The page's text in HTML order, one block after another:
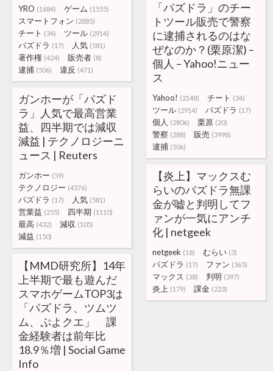
YRO (1684) ゲーム (1555)
スマートフォン (2885)
チート (34) ツール (2914)
パズドラ (17) 人気 (581)
著作権 (424) 販売者 (8)
逮捕 (506) 違反 (471)
「パズドラ」のチー
トツール販売で警察
に逮捕されるのはな
ぜなのか？(栗原潔) –
個人 – Yahoo!ニュー
ス
Yahoo! (2148) チート (34)
ツール (2914) パズドラ (17)
個人 (2806) 栗原 (20)
警察 (288) 販売 (3998)
逮捕 (506)
ガンホーが「パズド
ラ」人気で最高営業
益、四半期では減収
減益 | テクノロジーニ
ュース | Reuters
ガンホー (59)
テクノロジー (4376)
パズドラ (17) 人気 (581)
営業益 (255) 四半期 (1110)
最高 (432) 減収 (105)
減益 (150)
【炎上】マックスむ
らいのパズドラ無課
金が嘘と判明してフ
ァンが一気にアンチ
化 | netgeek
netgeek (18) むらい (3)
パズドラ (17) ファン (365)
マックス (38) 判明 (397)
炎上 (179) 課金 (223)
【MMD研究所】14年
上半期で最も遊んだ
スマホゲームTOP3は
「パズドラ、ツムツ
ム、ぷよクエ」 課
金経験者は前年比
18.9％増 | Social Game
Info